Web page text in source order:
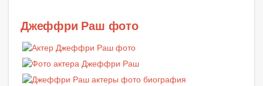
Джеффри Раш фото